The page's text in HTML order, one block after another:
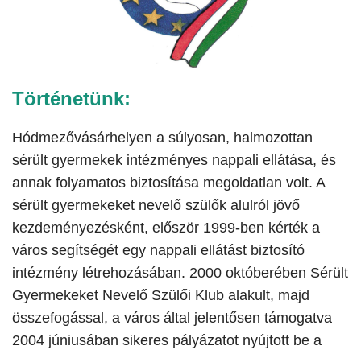
Történetünk:
Hódmezővásárhelyen a súlyosan, halmozottan
sérült gyermekek intézményes nappali ellátása, és
annak folyamatos biztosítása megoldatlan volt. A
sérült gyermekeket nevelő szülők alulról jövő
kezdeményezésként, először 1999-ben kérték a
város segítségét egy nappali ellátást biztosító
intézmény létrehozásában. 2000 októberében Sérült
Gyermekeket Nevelő Szülői Klub alakult, majd
összefogással, a város által jelentősen támogatva
2004 júniusában sikeres pályázatot nyújtott be a